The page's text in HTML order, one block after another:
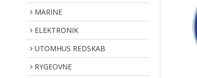
MARINE
ELEKTRONIK
UTOMHUS REDSKAB
RYGEOVNE